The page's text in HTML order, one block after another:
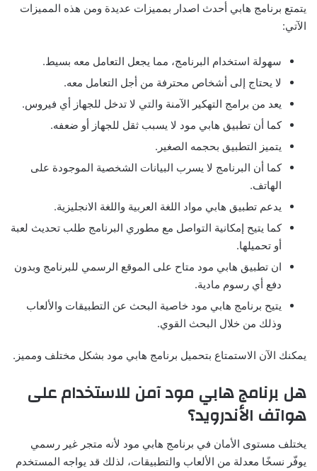
يتمتع برنامج هابي أحدث اصدار بمميزات عديدة ومن هذه المميزات
الآتي:
سهولة استخدام البرنامج، مما يجعل التعامل معه بسيط.
لا يحتاج إلى أشخاص محترفة من أجل التعامل معه.
يعد من برامج التهكير الآمنة والتي لا تدخل للجهاز أي فيروس.
كما أن تطبيق هابي مود لا يسبب ثقل للجهاز أو ضعفه.
يتميز التطبيق بحجمه الصغير.
كما أن البرنامج لا يسرب البيانات الشخصية الموجودة على
الهاتف.
يدعم تطبيق هابي مواد اللغة العربية واللغة الانجليزية.
كما يتيح إمكانية التواصل مع مطوري البرنامج طلب تحديث لعبة
أو تحميلها.
ان تطبيق هابي مود متاح على الموقع الرسمي للبرنامج وبدون
دفع أي رسوم مادية.
يتيح برنامج هابي مود خاصية البحث عن التطبيقات والألعاب
وذلك من خلال البحث القوي.
يمكنك الآن الاستمتاع بتحميل برنامج هابي مود بشكل مختلف ومميز.
هل برنامج هابي مود آمن للاستخدام على
هواتف الأندرويد؟
يختلف مستوى الأمان في برنامج هابي مود لأنه متجر غير رسمي
يوفّر نسخًا معدلة من الألعاب والتطبيقات، لذلك قد يواجه المستخدم